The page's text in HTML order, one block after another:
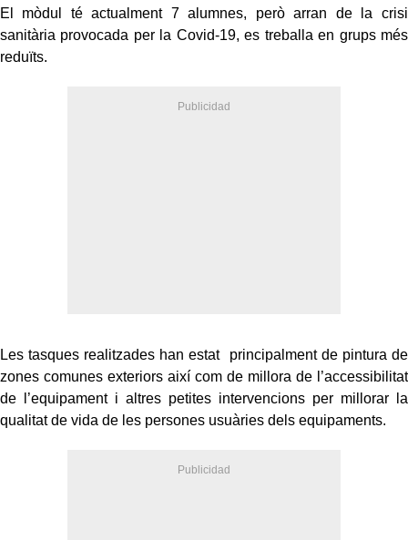
El mòdul té actualment 7 alumnes, però arran de la crisi
sanitària provocada per la Covid-19, es treballa en grups més
reduïts.
Les tasques realitzades han estat principalment de pintura de
zones comunes exteriors així com de millora de l’accessibilitat
de l’equipament i altres petites intervencions per millorar la
qualitat de vida de les persones usuàries dels equipaments.